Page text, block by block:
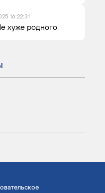
16:22:31
хуже родного